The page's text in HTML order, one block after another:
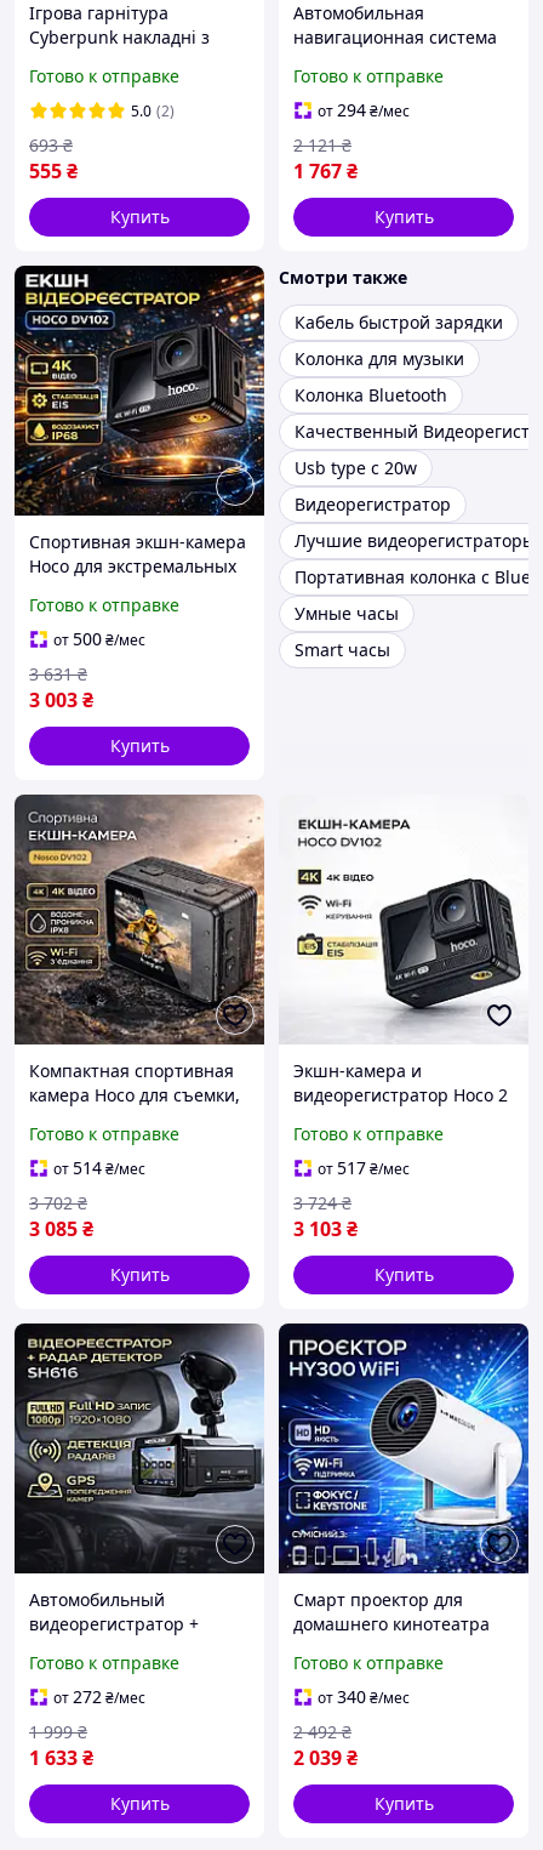
Ігрова гарнітура
Cyberpunk накладні з
повнорозмірні
навушники для комп
ютера та онлайн ігор
Готово к отправке
5.0 (2)
555₴
693 ₴
Купить
Автомобильная
навигационная система
грузовиков и больших
автомобилей с картами
онлайн
Готово к отправке
от294₴/мес
1 767₴
2 121 ₴
Купить
Спортивная экшн-камера
Hoco для экстремальных
компактная портативная
с записью на карту,
Высокого качества 1080P
Готово к отправке
от500₴/мес
3 003₴
3 631 ₴
Купить
Смотри также
Кабель быстрой зарядки
Колонка для музыки
Колонка Bluetooth
Качественный
Usb type c 20w
Видеорегистратор
Лучшие видеорегистраторы
Портативная колонка с
Умные часы
Smart часы
Компактная спортивная
камера Hoco для съемки,
высокого качества с
хорошей стабилизацией,
Экшн камеры
спортивные
Готово к отправке
от514₴/мес
3 085₴
3 702 ₴
Купить
Экшн-камера и
видеорегистратор Hoco 2
съемки с Wi-Fi 1080p,
Регистратор с тремя
камерами и функцией
записи
Готово к отправке
от517₴/мес
3 103₴
3 724 ₴
Купить
Автомобильный
видеорегистратор +
качества, Фронтальный
авторестратор с
широким углом обзора
170°
Готово к отправке
от272₴/мес
1 633₴
1 999 ₴
Купить
Смарт проектор для
домашнего кинотеатра
проектор Smart TV с
поддержкой Bluetooth и
Wi-Fi, белый
Готово к отправке
от340₴/мес
2 039₴
2 492 ₴
Купить